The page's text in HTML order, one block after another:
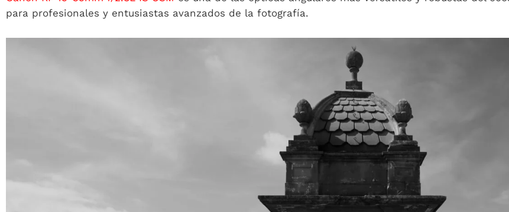
para profesionales y entusiastas avanzados de la fotografía.